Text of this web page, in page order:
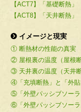
【ACT7】「基礎断熱」
【ACT8】「天井断熱」
イメージと現実
① 断熱材の性能の真実
② 屋根裏の温度（屋根
③ 天井裏の温度（天井
④「充填断熱」と「外
⑤「外壁パッシブソー
⑥「外壁パッシブソー